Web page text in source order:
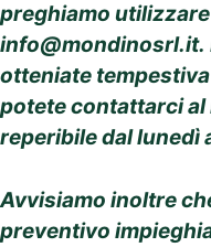
preghiamo
info@mondinosrl.it.
otteniate
potete contattarci al
reperibile dal lunedì
Avvisiamo inoltre
preventivo